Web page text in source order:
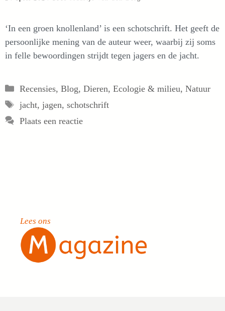
‘In een groen knollenland’ is een schotschrift. Het geeft de
persoonlijke mening van de auteur weer, waarbij zij soms
in felle bewoordingen strijdt tegen jagers en de jacht.
Categorieën
Recensies, Blog, Dieren, Ecologie & milieu, Natuur
Tags
jacht, jagen, schotschrift
Plaats een reactie
Lees ons